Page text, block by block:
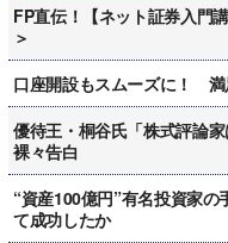
FP直伝！【ネット証券入門
＞
口座開設もスムーズに！ 満
優待王・桐谷氏「株式評論
裸々告白
“資産100億円”有名投資家
て成功したか